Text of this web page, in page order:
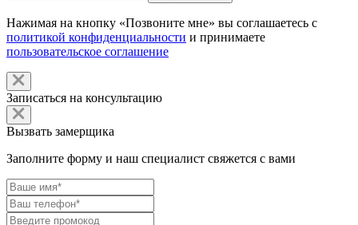
Нажимая на кнопку «Позвоните мне» вы соглашаетесь с
политикой конфиденциальности и принимаете
пользовательское соглашение
Записаться на консультацию
Вызвать замерщика
Заполните форму и наш специалист свяжется с вами